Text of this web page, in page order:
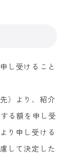
し受けること
）より、紹介
る額を申し受
り申し受ける
して決定した